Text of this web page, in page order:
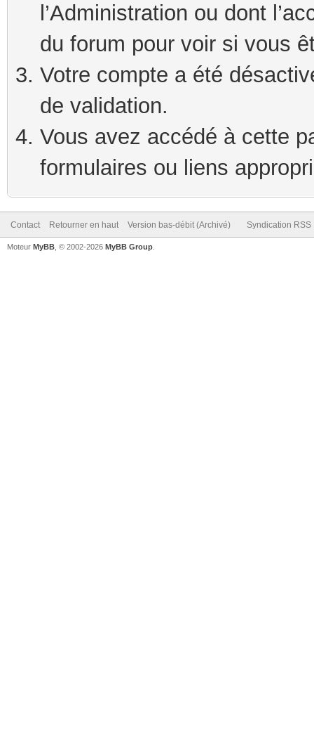
l’Administration ou dont
du forum pour voir si vous
Votre compte a été
de validation.
Vous avez accédé à cette
formulaires ou liens
Contact Retourner en haut Version bas-débit (Archivé) Syndication RSS
Moteur MyBB , © 2002-2026 MyBB Group